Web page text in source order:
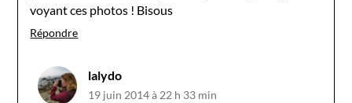
voyant ces photos ! Bisous
Répondre
lalydo
19 juin 2014 à 22 h 33 min